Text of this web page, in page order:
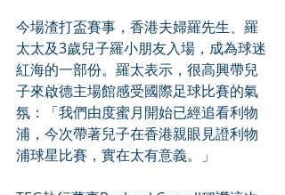
今場渣打盃賽事，香港夫婦羅先生、羅
太太及3歲兒子羅小朋友入場，成為球迷
紅海的一部份。羅太表示，很高興帶兒
子來啟德主場館感受國際足球比賽的氣
氛：「我們由度蜜月開始已經追看利物
浦，今次帶著兒子在香港親眼見證利物
浦球星比賽，實在太有意義。」